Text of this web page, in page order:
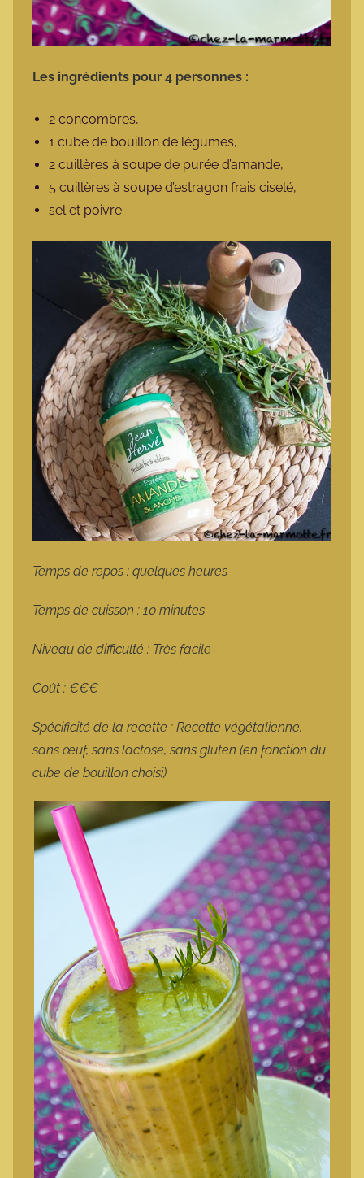
Les ingrédients pour 4 personnes :
2 concombres,
1 cube de bouillon de légumes,
2 cuillères à soupe de purée d’amande,
5 cuillères à soupe d’estragon frais ciselé,
sel et poivre.
Temps de repos : quelques heures
Temps de cuisson : 10 minutes
Niveau de difficulté : Très facile
Coût : €€€
Spécificité de la recette : Recette végétalienne,
sans œuf, sans lactose, sans gluten (en fonction du
cube de bouillon choisi)